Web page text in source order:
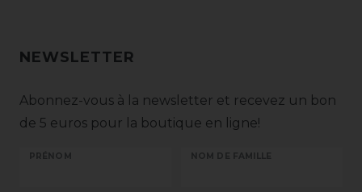
NEWSLETTER
Abonnez-vous à la newsletter et recevez un bon
de 5 euros pour la boutique en ligne!
PRÉNOM NOM DE FAMILLE